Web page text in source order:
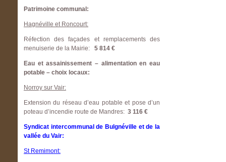
Patrimoine communal:
Hagnéville et Roncourt:
Réfection des façades et remplacements des
menuiserie de la Mairie:
5 814 €
Eau et assainissement – alimentation en eau
potable – choix locaux:
Norroy sur Vair:
Extension du réseau d’eau potable et pose d’un
poteau d’incendie route de Mandres: 3 116 €
Syndicat intercommunal de Bulgnéville et de la
vallée du Vair:
St Remimont: